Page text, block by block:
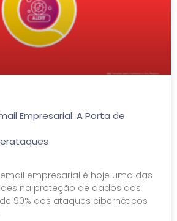
Empresarial: A Porta de
empresarial é hoje uma das
na proteção de dados das
90% dos ataques cibernéticos